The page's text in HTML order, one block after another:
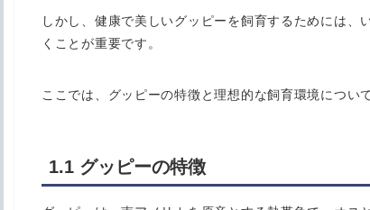
しかし、健康で美しいグッピーを飼育するためには
くことが重要です。
ここでは、グッピーの特徴と理想的な飼育環境につい
1.1 グッピーの特徴